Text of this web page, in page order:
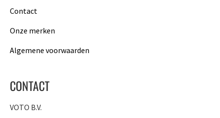
Contact
Onze merken
Algemene voorwaarden
CONTACT
VOTO B.V.